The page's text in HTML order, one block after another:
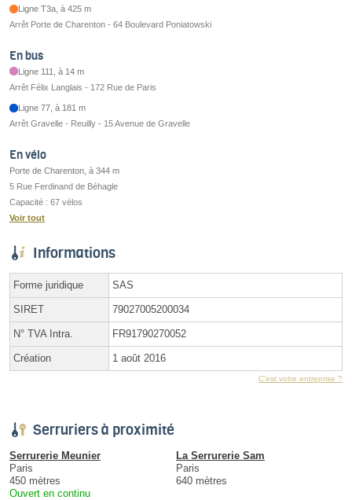
Ligne T3a, à 425 m
Arrêt Porte de Charenton - 64 Boulevard Poniatowski
En bus
Ligne 111, à 14 m
Arrêt Félix Langlais - 172 Rue de Paris
Ligne 77, à 181 m
Arrêt Gravelle - Reuilly - 15 Avenue de Gravelle
En vélo
Porte de Charenton, à 344 m
5 Rue Ferdinand de Béhagle
Capacité : 67 vélos
Voir tout
Informations
Forme juridique SAS
SIRET 79027005200034
N° TVA Intra. FR91790270052
Création 1 août 2016
C'est votre entreprise ?
Serruriers à proximité
Serrurerie Meunier
Paris
450 mètres
Ouvert en continu
La Serrurerie Sam
Paris
640 mètres